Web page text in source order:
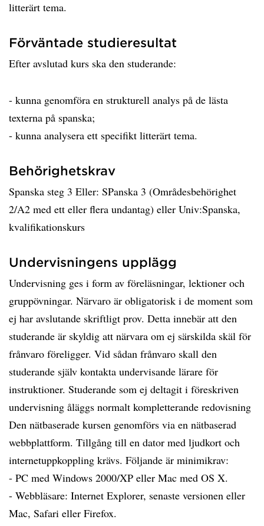
litterärt tema.
Förväntade studieresultat
Efter avslutad kurs ska den studerande:
- kunna genomföra en strukturell analys på de lästa
texterna på spanska;
- kunna analysera ett specifikt litterärt tema.
Behörighetskrav
Spanska steg 3 Eller: SPanska 3 (Områdesbehörighet
2/A2 med ett eller flera undantag) eller Univ:Spanska,
kvalifikationskurs
Undervisningens upplägg
Undervisning ges i form av föreläsningar, lektioner och
gruppövningar. Närvaro är obligatorisk i de moment som
ej har avslutande skriftligt prov. Detta innebär att den
studerande är skyldig att närvara om ej särskilda skäl för
frånvaro föreligger. Vid sådan frånvaro skall den
studerande själv kontakta undervisande lärare för
instruktioner. Studerande som ej deltagit i föreskriven
undervisning åläggs normalt kompletterande redovisning
Den nätbaserade kursen genomförs via en nätbaserad
webbplattform. Tillgång till en dator med ljudkort och
internetuppkoppling krävs. Följande är minimikrav:
- PC med Windows 2000/XP eller Mac med OS X.
- Webbläsare: Internet Explorer, senaste versionen eller
Mac, Safari eller Firefox.